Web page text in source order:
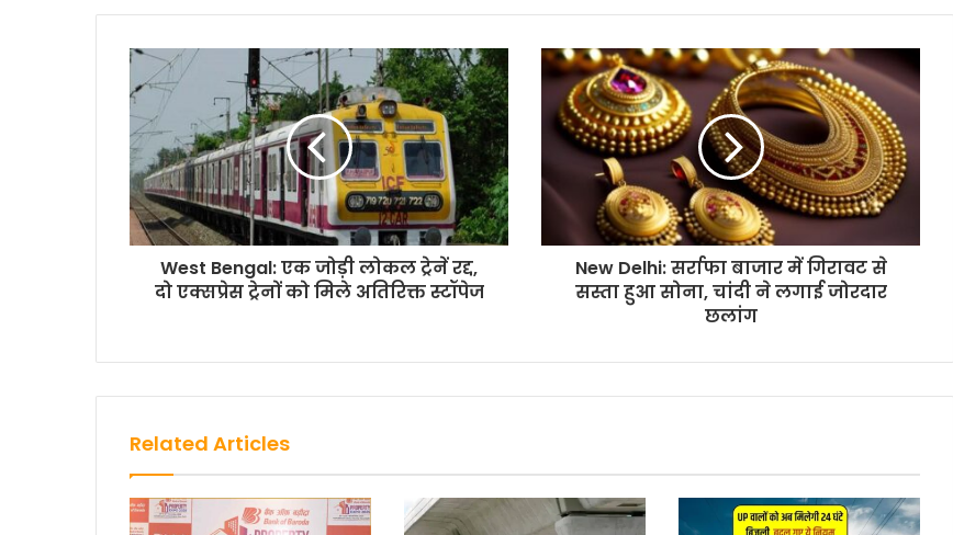
o
o
k
r
A
p
p
i
n
k
West Bengal: एक जोड़ी लोकल ट्रेनें रद्द,
दो एक्सप्रेस ट्रेनों को मिले अतिरिक्त स्टॉपेज
New Delhi: सर्राफा बाजार में गिरावट से
सस्ता हुआ सोना, चांदी ने लगाई जोरदार
छलांग
Related Articles